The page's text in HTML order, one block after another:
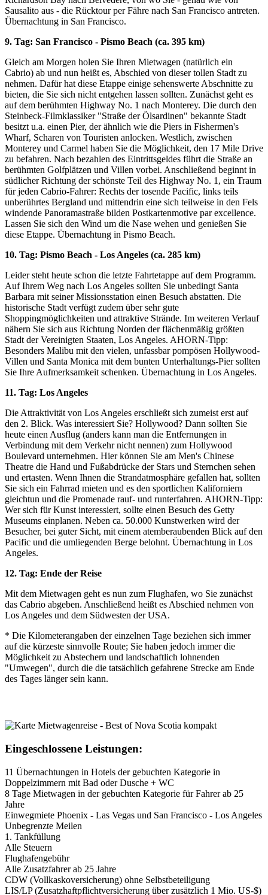
Sausalito aus - die Rücktour per Fähre nach San Francisco antreten.
Übernachtung in San Francisco.
9. Tag: San Francisco - Pismo Beach (ca. 395 km)
Gleich am Morgen holen Sie Ihren Mietwagen (natürlich ein
Cabrio) ab und nun heißt es, Abschied von dieser tollen Stadt zu
nehmen. Dafür hat diese Etappe einige sehenswerte Abschnitte zu
bieten, die Sie sich nicht entgehen lassen sollten. Zunächst geht es
auf dem berühmten Highway No. 1 nach Monterey. Die durch den
Steinbeck-Filmklassiker "Straße der Ölsardinen" bekannte Stadt
besitzt u.a. einen Pier, der ähnlich wie die Piers in Fishermen's
Wharf, Scharen von Touristen anlocken. Westlich, zwischen
Monterey und Carmel haben Sie die Möglichkeit, den 17 Mile Drive
zu befahren. Nach bezahlen des Eintrittsgeldes führt die Straße an
berühmten Golfplätzen und Villen vorbei. Anschließend beginnt in
südlicher Richtung der schönste Teil des Highway No. 1, ein Traum
für jeden Cabrio-Fahrer: Rechts der tosende Pacific, links teils
unberührtes Bergland und mittendrin eine sich teilweise in den Fels
windende Panoramastraße bilden Postkartenmotive par excellence.
Lassen Sie sich den Wind um die Nase wehen und genießen Sie
diese Etappe. Übernachtung in Pismo Beach.
10. Tag: Pismo Beach - Los Angeles (ca. 285 km)
Leider steht heute schon die letzte Fahrtetappe auf dem Programm.
Auf Ihrem Weg nach Los Angeles sollten Sie unbedingt Santa
Barbara mit seiner Missionsstation einen Besuch abstatten. Die
historische Stadt verfügt zudem über sehr gute
Shoppingmöglichkeiten und attraktive Strände. Im weiteren Verlauf
nähern Sie sich aus Richtung Norden der flächenmäßig größten
Stadt der Vereinigten Staaten, Los Angeles. AHORN-Tipp:
Besonders Malibu mit den vielen, unfassbar pompösen Hollywood-
Villen und Santa Monica mit dem bunten Unterhaltungs-Pier sollten
Sie Ihre Aufmerksamkeit schenken. Übernachtung in Los Angeles.
11. Tag: Los Angeles
Die Attraktivität von Los Angeles erschließt sich zumeist erst auf
den 2. Blick. Was interessiert Sie? Hollywood? Dann sollten Sie
heute einen Ausflug (anders kann man die Entfernungen in
Verbindung mit dem Verkehr nicht nennen) zum Hollywood
Boulevard unternehmen. Hier können Sie am Men's Chinese
Theatre die Hand und Fußabdrücke der Stars und Sternchen sehen
und ertasten. Wenn Ihnen die Strandatmosphäre gefallen hat, sollten
Sie sich ein Fahrrad mieten und es den sportlichen Kaliforniern
gleichtun und die Promenade rauf- und runterfahren. AHORN-Tipp:
Wer sich für Kunst interessiert, sollte einen Besuch des Getty
Museums einplanen. Neben ca. 50.000 Kunstwerken wird der
Besucher, bei guter Sicht, mit einem atemberaubenden Blick auf den
Pacific und die umliegenden Berge belohnt. Übernachtung in Los
Angeles.
12. Tag: Ende der Reise
Mit dem Mietwagen geht es nun zum Flughafen, wo Sie zunächst
das Cabrio abgeben. Anschließend heißt es Abschied nehmen von
Los Angeles und dem Südwesten der USA.
* Die Kilometerangaben der einzelnen Tage beziehen sich immer
auf die kürzeste sinnvolle Route; Sie haben jedoch immer die
Möglichkeit zu Abstechern und landschaftlich lohnenden
"Umwegen", durch die die tatsächlich gefahrene Strecke am Ende
des Tages länger sein kann.
Eingeschlossene Leistungen:
11 Übernachtungen in Hotels der gebuchten Kategorie in
Doppelzimmern mit Bad oder Dusche + WC
8 Tage Mietwagen in der gebuchten Kategorie für Fahrer ab 25
Jahre
Einwegmiete Phoenix - Las Vegas und San Francisco - Los Angeles
Unbegrenzte Meilen
1. Tankfüllung
Alle Steuern
Flughafengebühr
Alle Zusatzfahrer ab 25 Jahre
CDW (Vollkaskoversicherung) ohne Selbstbeteiligung
LIS/LP (Zusatzhaftpflichtversicherung über zusätzlich 1 Mio. US-$)